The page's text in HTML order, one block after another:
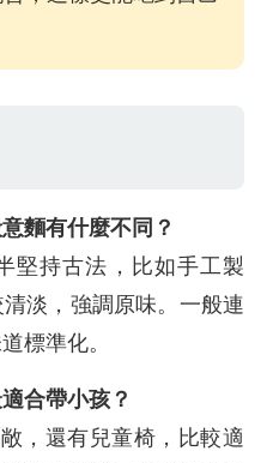
麵有什麼不同？
堅持古法，比如手工製
淡，強調原味。一般連
標準化。
合帶小孩？
，還有兒童椅，比較適